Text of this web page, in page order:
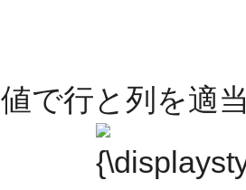
値で行と列を適
{\displaystyle
d\,}